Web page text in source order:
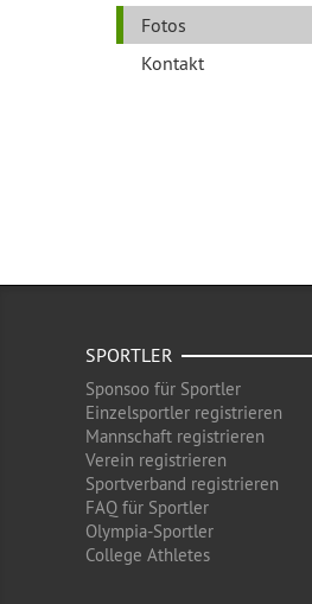
Fotos
Kontakt
SPORTLER
Sponsoo für Sportler
Einzelsportler registrieren
Mannschaft registrieren
Verein registrieren
Sportverband registrieren
FAQ für Sportler
Olympia-Sportler
College Athletes